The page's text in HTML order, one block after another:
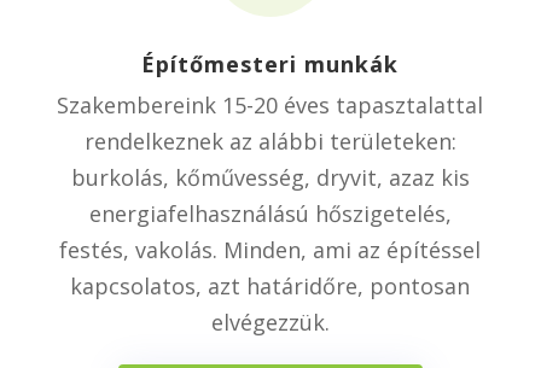
Építőmesteri munkák
Szakembereink 15-20 éves tapasztalattal
rendelkeznek az alábbi területeken:
burkolás, kőművesség, dryvit, azaz kis
energiafelhasználású hőszigetelés,
festés, vakolás. Minden, ami az építéssel
kapcsolatos, azt határidőre, pontosan
elvégezzük.